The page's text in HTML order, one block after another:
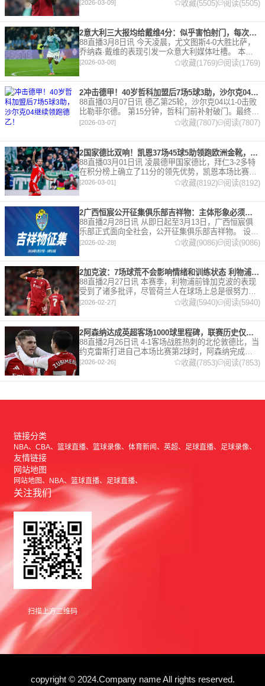
题。 对于利物浦来说，科纳特的合同将在本赛季末到
期，俱乐
[2026-03-09] 收藏(5505) 阅读(5505)
2意大利三大报均给戴维4分：似乎害怕射门，每次触球球迷都叹息
88直播3月8日讯 今天凌晨，尤文图斯4-0大胜比萨，
乔纳森·戴维的表现引发一众意大利媒体吐槽。 本场
比赛，戴维半场就被换下，赛后，《米兰体育报》、
《罗马体育报》和《都灵体育报》三大报都给戴维打
出4分
[2026-03-08] 收藏(1769) 阅读(1769)
2冲击德甲！40岁哲科加盟后7场5球3助，沙尔克04继续领跑德乙！
88直播03月07日讯 德乙第25轮，沙尔克04以1-0击败
比勒菲尔德。 第15分钟，哲科门前补射破门。最终凭
借哲科的进球沙尔克04成功拿到3分，继续领跑德
[2026-03-07] 收藏(7807) 阅读(7807)
2国家德比双响！凯恩37场45球5助领跑欧洲金靴，32岁保持赛季全勤
88直播03月01日讯 凌晨德甲国家德比，拜仁3-2多特
在积分榜上确立了11分的领先优势，凯恩本场比赛上
演双响。 本赛季32岁的凯恩仍然保持着超高的效率，
在到目前为止保持全勤，出战37场比赛，狂轰45
[2026-03-01] 收藏(8192) 阅读(8192)
2广西恒宸公开征集俱乐部吉祥物：主体形象必须为龙
88直播2月28日讯 从即日起至3月13日，广西恒宸俱
乐部正式面向全社会，公开征集俱乐部吉祥物。 设计
要求 1. 主体形象：必须为龙。龙，是中华民族的精神
[2026-02-28] 收藏(9086) 阅读(9086)
2加克波：7场球荒不会影响情绪和训练状态 利物浦如今已不容有失
88直播2月27日讯 本赛季，利物浦前锋加克波的表现
受到了诸多批评，尽管荷兰人在球场上总是很努力。
在接受天空体育采访时，他谈论了诸多话题。 关于球
队对赛季目前情况的看法 这是一个很好的问题。这个
赛季并
[2026-02-27] 收藏(5940) 阅读(5940)
2阿森纳达成英超客场1000球里程碑，联赛历史仅次于曼联的1063球
88直播2月26日讯 4-1客场战胜热刺的北伦敦德比，当
约克雷斯打进自己本场比赛第2球时，阿森纳完成了
一项了不起的成就，枪手成为英超历史第2支在客场
打进1000球的球队，仅次于曼联的1063球。阿森纳
[2026-02-26] 收藏(7853) 阅读(7853)
链接分类
NBA CBA 篮球直播 篮球录像 体育新闻 英超 足球直播 足球录像
友情链接
网站地图
网站地图 NBA 篮球直播 足球直播
关注我们
扫描上方二维码
copyright © 2024.Company name All rights reserved.